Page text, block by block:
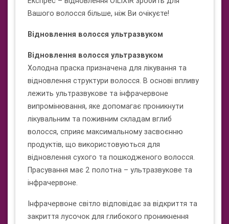
Вашого волосся більше, ніж Ви очікуєте!
Відновлення волосся ультразвуком
Відновлення волосся ультразвуком
Холодна праска призначена для лікування та
відновлення структури волосся. В основі впливу
лежить ультразвукове та інфрачервоне
випромінювання, яке допомагає проникнути
лікувальним та поживним складам вглиб
волосся, сприяє максимальному засвоєнню
продуктів, що використовуються для
відновлення сухого та пошкодженого волосся.
Прасування має 2 полотна – ультразвукове та
інфрачервоне.
Інфрачервоне світло відповідає за відкриття та
закриття лусочок для глибокого проникнення